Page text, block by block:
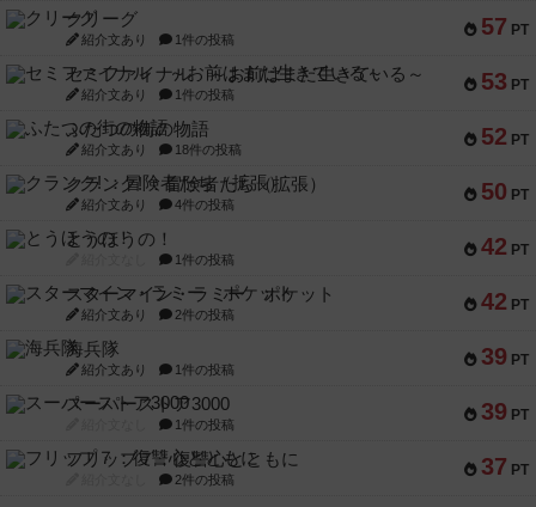
57 PT
クリーグ
紹介文あり 1件の投稿
53 PT
セミファイナル ～お前はまだ生きている～
紹介文あり 1件の投稿
52 PT
ふたつの街の物語
紹介文あり 18件の投稿
50 PT
クランク! ：冒険者たち（拡張）
紹介文あり 4件の投稿
42 PT
とうほうの！
1件の投稿
42 PT
スターマイン・ラミー ポケット
紹介文あり 2件の投稿
39 PT
海兵隊
紹介文あり 1件の投稿
39 PT
スーパーストア3000
1件の投稿
37 PT
フリップ７：復讐心とともに
2件の投稿